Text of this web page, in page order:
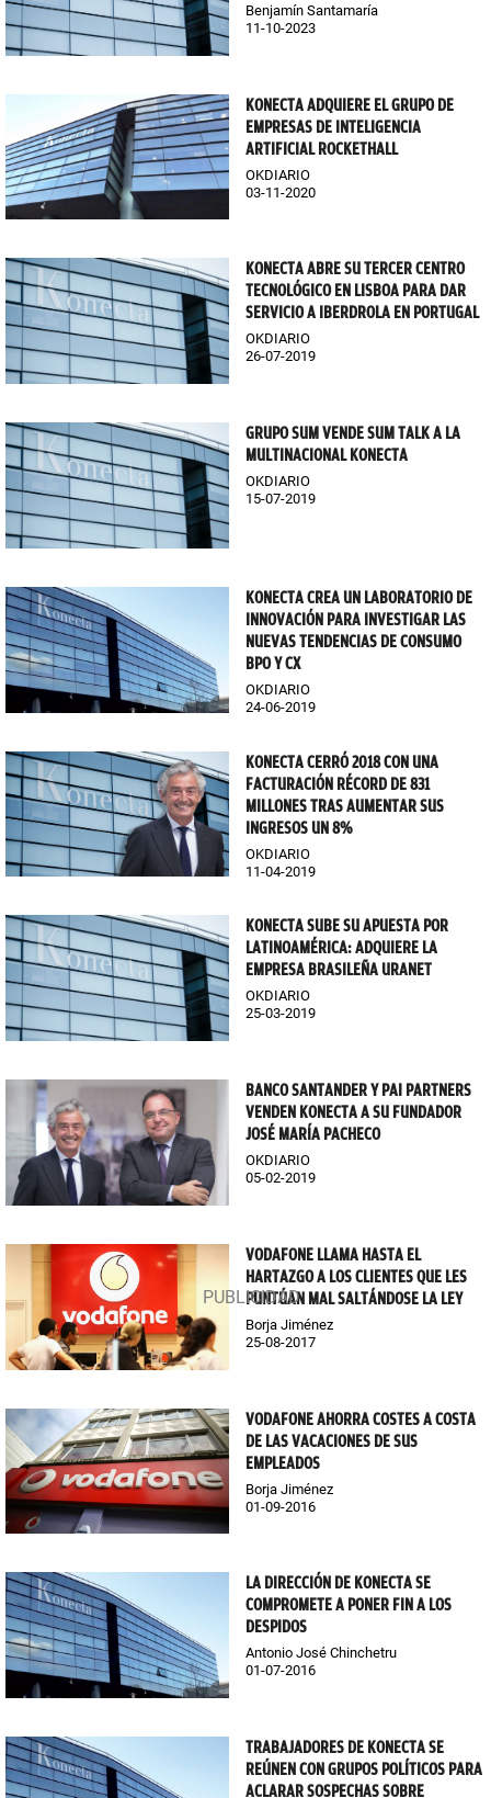
Benjamín Santamaría
11-10-2023
KONECTA ADQUIERE EL GRUPO DE
EMPRESAS DE INTELIGENCIA
ARTIFICIAL ROCKETHALL
OKDIARIO
03-11-2020
KONECTA ABRE SU TERCER CENTRO
TECNOLÓGICO EN LISBOA PARA DAR
SERVICIO A IBERDROLA EN PORTUGAL
OKDIARIO
26-07-2019
GRUPO SUM VENDE SUM TALK A LA
MULTINACIONAL KONECTA
OKDIARIO
15-07-2019
KONECTA CREA UN LABORATORIO DE
INNOVACIÓN PARA INVESTIGAR LAS
NUEVAS TENDENCIAS DE CONSUMO
BPO Y CX
OKDIARIO
24-06-2019
KONECTA CERRÓ 2018 CON UNA
FACTURACIÓN RÉCORD DE 831
MILLONES TRAS AUMENTAR SUS
INGRESOS UN 8%
OKDIARIO
11-04-2019
KONECTA SUBE SU APUESTA POR
LATINOAMÉRICA: ADQUIERE LA
EMPRESA BRASILEÑA URANET
OKDIARIO
25-03-2019
BANCO SANTANDER Y PAI PARTNERS
VENDEN KONECTA A SU FUNDADOR
JOSÉ MARÍA PACHECO
OKDIARIO
05-02-2019
VODAFONE LLAMA HASTA EL
HARTAZGO A LOS CLIENTES QUE LES
PUNTÚAN MAL SALTÁNDOSE LA LEY
Borja Jiménez
25-08-2017
VODAFONE AHORRA COSTES A COSTA
DE LAS VACACIONES DE SUS
EMPLEADOS
Borja Jiménez
01-09-2016
LA DIRECCIÓN DE KONECTA SE
COMPROMETE A PONER FIN A LOS
DESPIDOS
Antonio José Chinchetru
01-07-2016
TRABAJADORES DE KONECTA SE
REÚNEN CON GRUPOS POLÍTICOS PARA
ACLARAR SOSPECHAS SOBRE